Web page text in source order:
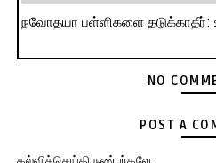
நவோதயா பள்ளிகளை தடுக்காதீர்:
NO
POST A